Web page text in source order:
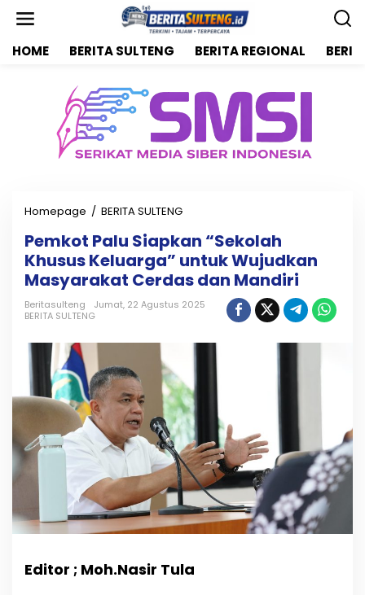
HOME BERITA SULTENG BERITA REGIONAL
Homepage / BERITA SULTENG
m
k
o
t
P
i
a
p
a
n
“
S
e
k
o
a
Pemkot Palu Siapkan “Sekolah
Khusus Keluarga” untuk Wujudkan
Masyarakat Cerdas dan Mandiri
Beritasulteng
Jumat, 22 Agustus 2025
BERITA SULTENG
Editor ; Moh.Nasir Tula